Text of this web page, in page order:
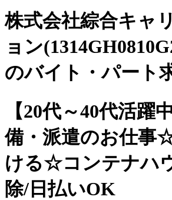
株式会社綜合キャ
ョン
のバイト・パート
【20代～40代活躍
備・派遣のお仕事
ける☆コンテナハ
除/日払いOK